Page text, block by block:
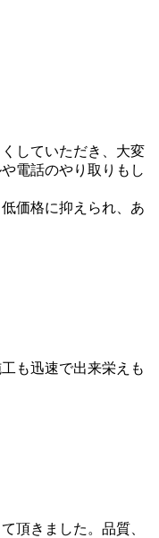
していただき、大変
電話のやり取りもし
価格に抑えられ、あ
も迅速で出来栄えも
頂きました。品質、